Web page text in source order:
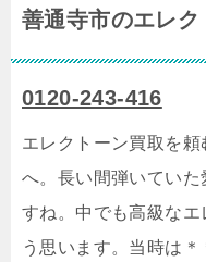
善通寺市のエレク
0120-243-416
エレクトーン買取を
へ。長い間弾いていた
すね。中でも高級な
う思います。当時は